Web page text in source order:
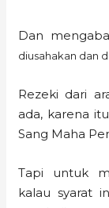
Dan
diusahakan dan
Rezeki dari
ada, karena
Sang Maha
Tapi untuk
kalau syarat